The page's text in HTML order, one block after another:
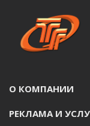
О КОМПАНИИ
РЕКЛАМА И